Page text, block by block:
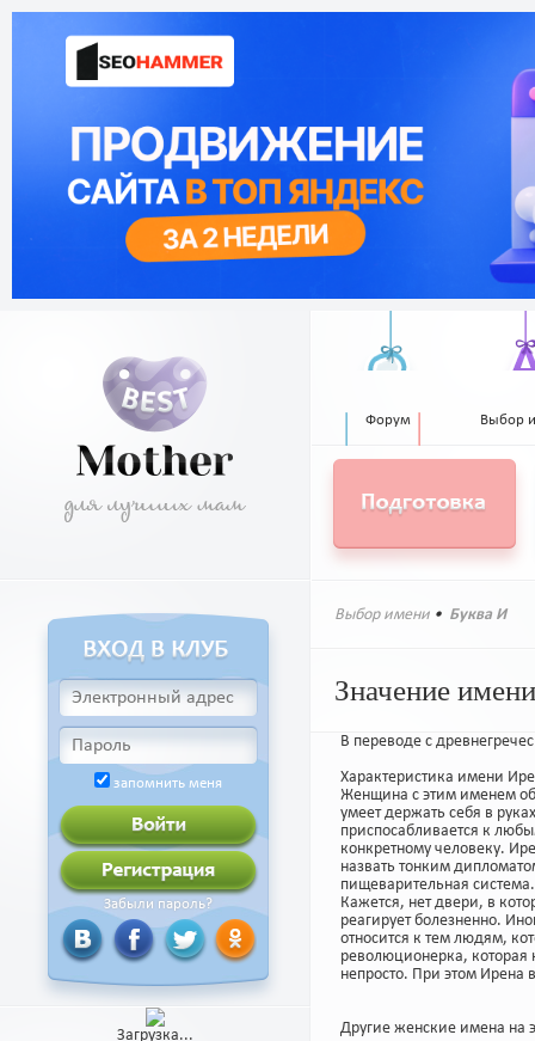
запомнить меня
Забыли пароль?
Загрузка...
Форум Выбор
Выбор имени • Буква И
Значение
В переводе с
Характеристика имени
Женщина с этим именем
умеет держать себя в
приспосабливается к
конкретному человеку.
назвать тонким
пищеварительная
Кажется, нет двери, в
реагирует болезненно.
относится к тем людям,
революционерка, которая
непросто. При этом Ирена
Другие женские имена на